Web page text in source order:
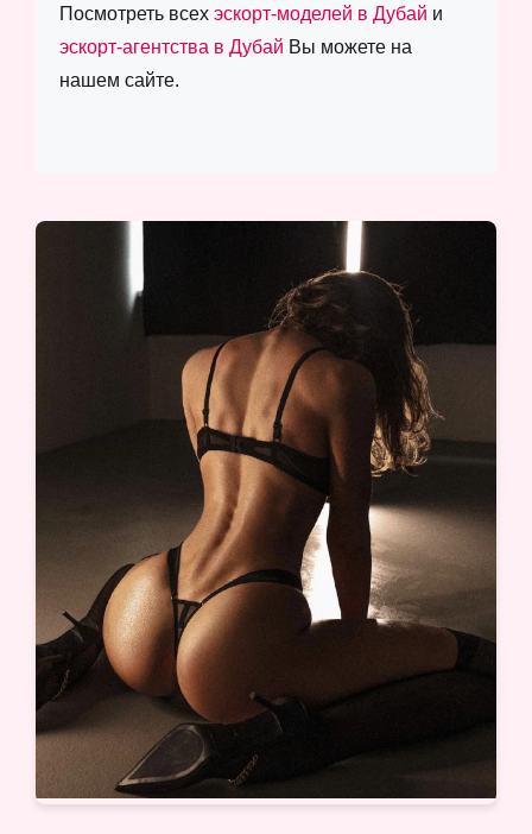
Посмотреть всех эскорт-моделей в Дубай и
эскорт-агентства в Дубай Вы можете на
нашем сайте.